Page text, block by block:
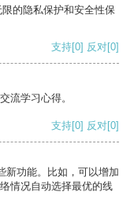
的隐私保护和安全性保
支持[0] 反对[0]
流学习心得。
支持[0] 反对[0]
新功能。比如，可以增加
情况自动选择最优的线